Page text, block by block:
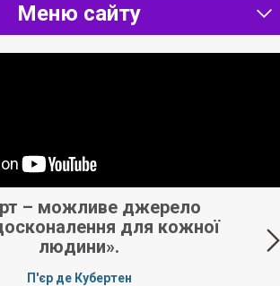
Меню сайту
– можливе джерело
для кожної
людини».
П'єр де Кубертен